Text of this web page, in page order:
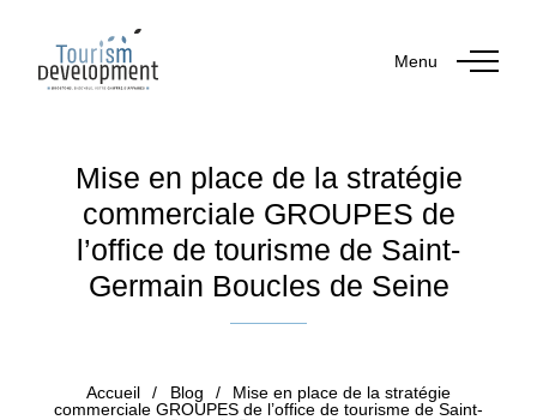
Menu
Mise en place de la stratégie
commerciale GROUPES de
l’office de tourisme de Saint-
Germain Boucles de Seine
Accueil / Blog /
Mise en place de la stratégie
commerciale GROUPES de l’office de tourisme de Saint-